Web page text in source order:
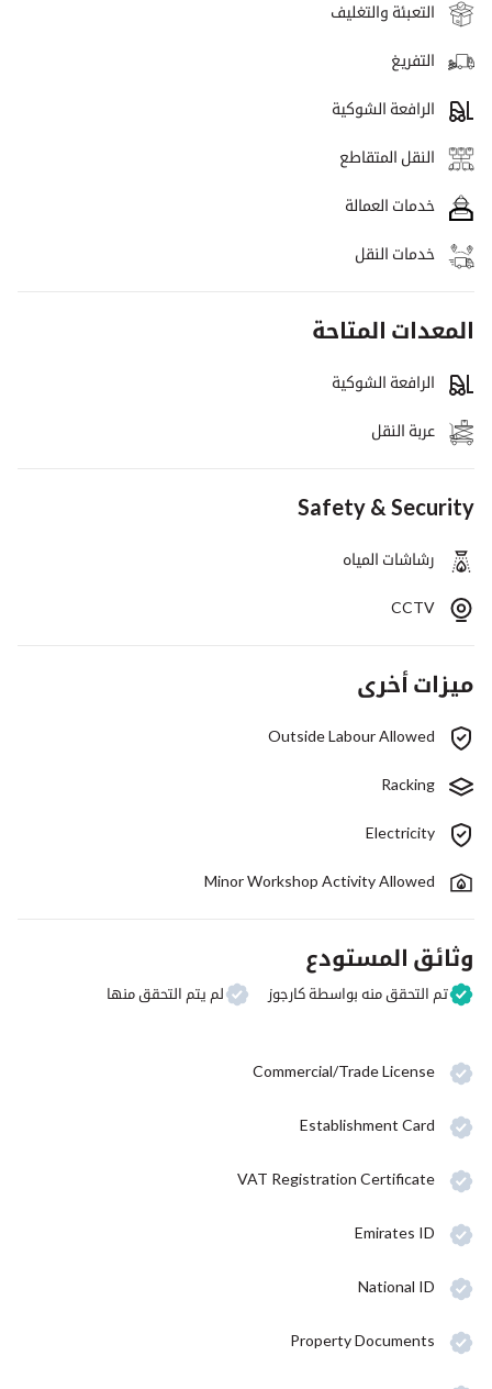
التعبئة والتغليف
التفريغ
الرافعة الشوكية
النقل المتقاطع
خدمات العمالة
خدمات النقل
المعدات المتاحة
الرافعة الشوكية
عربة النقل
Safety & Security
رشاشات المياه
CCTV
ميزات أخرى
Outside Labour Allowed
Racking
Electricity
Minor Workshop Activity Allowed
وثائق المستودع
تم التحقق منه بواسطة كارجوز لم يتم التحقق منها
Commercial/Trade License
Establishment Card
VAT Registration Certificate
Emirates ID
National ID
Property Documents